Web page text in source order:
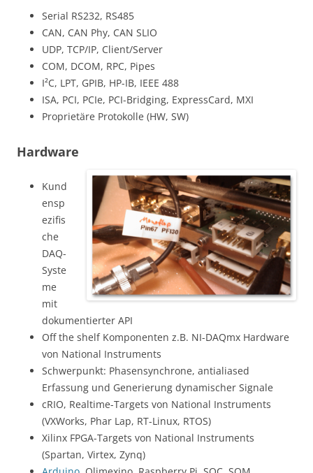
Serial RS232, RS485
CAN, CAN Phy, CAN SLIO
UDP, TCP/IP, Client/Server
COM, DCOM, RPC, Pipes
I²C, LPT, GPIB, HP-IB, IEEE 488
ISA, PCI, PCIe, PCI-Bridging, ExpressCard, MXI
Proprietäre Protokolle (HW, SW)
Hardware
Kund
ensp
ezifis
che
DAQ-
Syste
me
mit
dokumentierter API
Off the shelf Komponenten z.B. NI-DAQmx Hardware
von National Instruments
Schwerpunkt: Phasensynchrone, antialiased
Erfassung und Generierung dynamischer Signale
cRIO, Realtime-Targets von National Instruments
(VXWorks, Phar Lap, RT-Linux, RTOS)
Xilinx FPGA-Targets von National Instruments
(Spartan, Virtex, Zynq)